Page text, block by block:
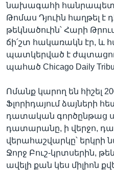
նախագահի
Թոմաս Դյուին հաղթել է
թեկնածուին՝ Հարի
ճի՛շտ հակառակն էր, և
պատկերված է ժպտացող
պահած Chicago Daily
Ոմանք կարող են հիշել
Ֆլորիդայում ձայների
դատական գործընթաց
դատարանը, ի վերջո,
վերահաշվարկը՝ երկրի
Ջորջ Բուշ-կրտսերին,
ավելի քան կես միլիոն